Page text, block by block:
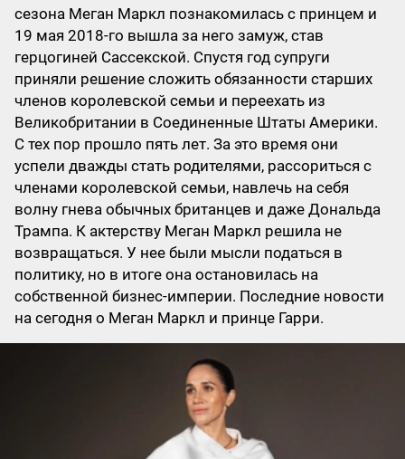
сезона Меган Маркл познакомилась с принцем и
19 мая 2018-го вышла за него замуж, став
герцогиней Сассекской. Спустя год супруги
приняли решение сложить обязанности старших
членов королевской семьи и переехать из
Великобритании в Соединенные Штаты Америки.
С тех пор прошло пять лет. За это время они
успели дважды стать родителями, рассориться с
членами королевской семьи, навлечь на себя
волну гнева обычных британцев и даже Дональда
Трампа. К актерству Меган Маркл решила не
возвращаться. У нее были мысли податься в
политику, но в итоге она остановилась на
собственной бизнес-империи. Последние новости
на сегодня о Меган Маркл и принце Гарри.